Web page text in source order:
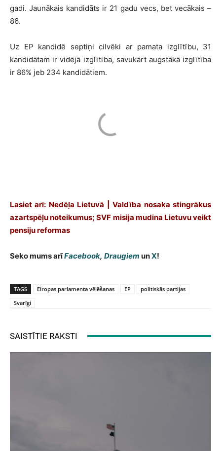
gadi. Jaunākais kandidāts ir 21 gadu vecs, bet vecākais –
86.
Uz EP kandidē septiņi cilvēki ar pamata izglītību, 31
kandidātam ir vidējā izglītība, savukārt augstākā izglītība
ir 86% jeb 234 kandidātiem.
Lasiet arī: Nedēļa Lietuvā | Valdība nosaka stingrākus
azartspēļu noteikumus; SVF misija mudina Lietuvu veikt
pensiju reformas
Seko mums arīFacebook, Draugiem unX!
TAGS Eiropas parlamenta vēlēšanas EP
politiskās partijas
Svarīgi
SAISTĪTIE RAKSTI